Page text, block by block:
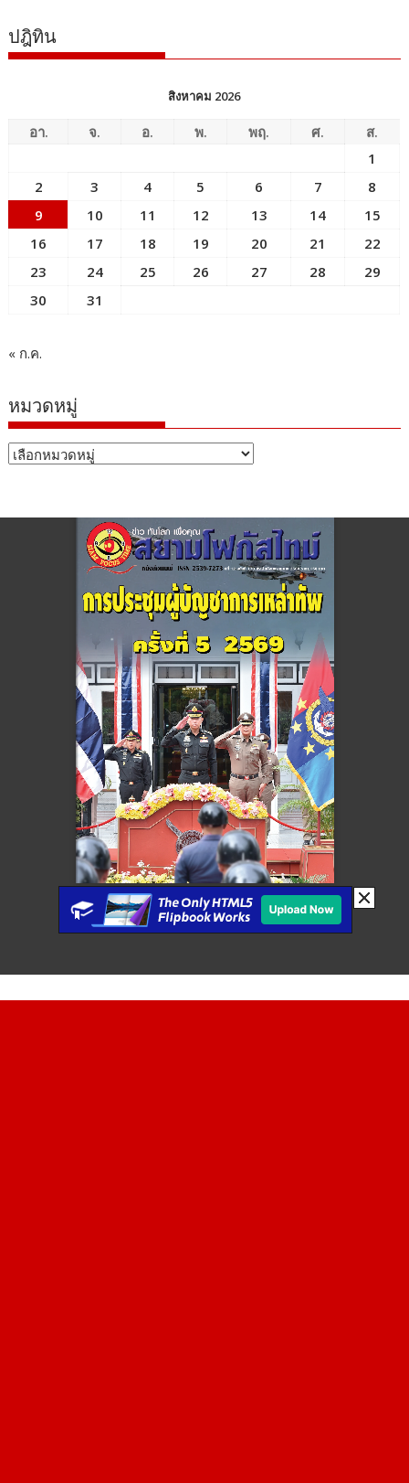
ปฎิทิน
สิงหาคม 2026
อา. จ. อ. พ. พฤ. ศ.
ส.
1
2
3 4 5 6 7
8
9
10 11 12 13 14
15
16
17 18 19 20 21
22
23
24 25 26 27 28
29
30
31
« ก.ค.
หมวดหมู่
หมวด